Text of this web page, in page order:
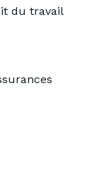
du travail